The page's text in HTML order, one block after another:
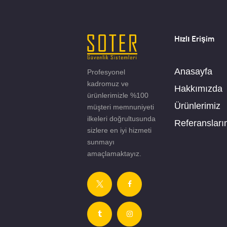
Profesyonel
kadromuz ve
ürünlerimizle %100
müşteri memnuniyeti
ilkeleri doğrultusunda
sizlere en iyi hizmeti
sunmayı
amaçlamaktayız.
Hızlı Erişim
Anasayfa
Hakkımızda
Ürünlerimiz